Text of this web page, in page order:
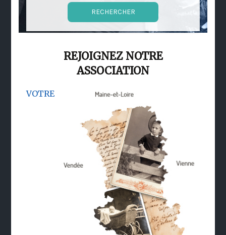
REJOIGNEZ NOTRE
ASSOCIATION
VOTRE